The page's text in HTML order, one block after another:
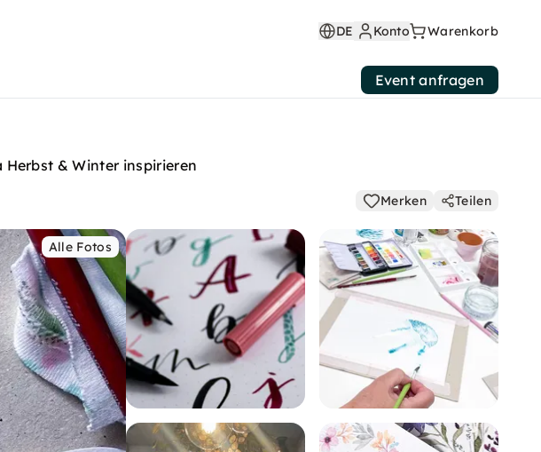
DE Konto Warenkorb
Event anfragen
& Winter inspirieren
Merken Teilen
Alle Fotos